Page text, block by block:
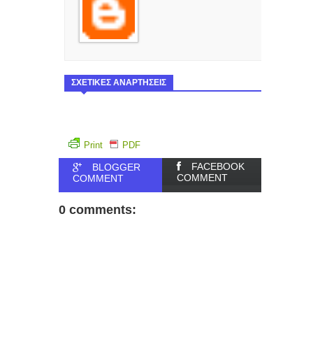
ΣΧΕΤΙΚΕΣ ΑΝΑΡΤΗΣΕΙΣ
Print PDF
BLOGGER
COMMENT
FACEBOOK
COMMENT
0 comments: